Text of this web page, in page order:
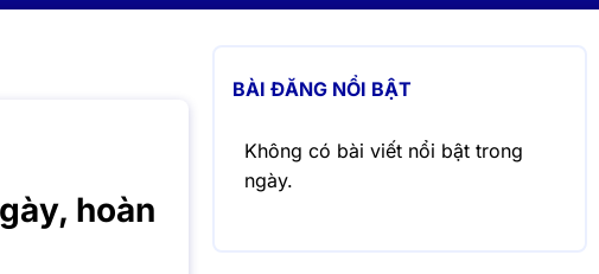
hoàn
BÀI ĐĂNG NỔI BẬT
Không có bài viết nổi bật trong
ngày.